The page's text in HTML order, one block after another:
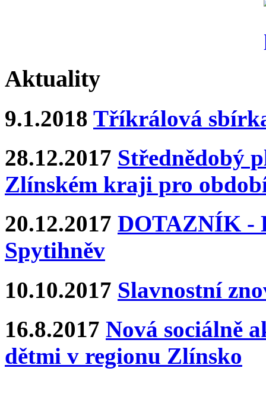
Aktuality
9.1.2018 Tříkrálová
28.12.2017 Střednědobý
Zlínském kraji pro
20.12.2017 DOTAZNÍK -
Spytihněv
10.10.2017 Slavnostní
16.8.2017 Nová sociálně
dětmi v regionu Zlínsko